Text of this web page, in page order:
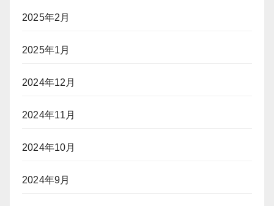
2025年2月
2025年1月
2024年12月
2024年11月
2024年10月
2024年9月